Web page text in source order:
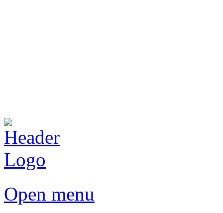
Open menu